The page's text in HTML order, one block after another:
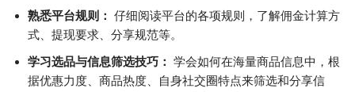
熟悉平台规则： 仔细阅读平台的各项规则，了解佣金计算方
式、提现要求、分享规范等。
学习选品与信息筛选技巧： 学会如何在海量商品信息中，根
据优惠力度、商品热度、自身社交圈特点来筛选和分享信